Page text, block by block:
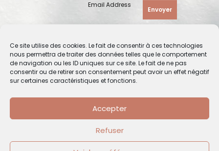
Ce site utilise des cookies. Le fait de consentir à ces technologies
nous permettra de traiter des données telles que le comportement
de navigation ou les ID uniques sur ce site. Le fait de ne pas
consentir ou de retirer son consentement peut avoir un effet négatif
sur certaines caractéristiques et fonctions.
Accepter
Refuser
Email Address
Envoyer
© 2026 Françoise Marteau - Céramique Ajourée - Tous droits